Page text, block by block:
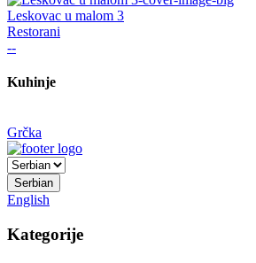
Leskovac u malom 3
Restorani
--
Kuhinje
Grčka
Serbian
English
Kategorije